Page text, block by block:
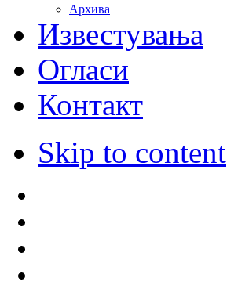
Архива
Известувања
Огласи
Контакт
Skip to content